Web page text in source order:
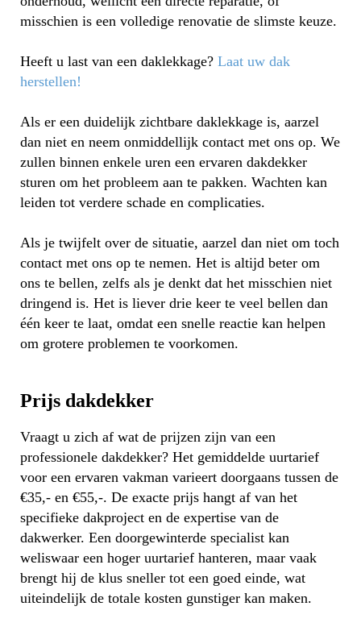
misschien is een volledige renovatie de slimste keuze.
Heeft u last van een daklekkage? Laat uw dak
herstellen!
Als er een duidelijk zichtbare daklekkage is, aarzel
dan niet en neem onmiddellijk contact met ons op. We
zullen binnen enkele uren een ervaren dakdekker
sturen om het probleem aan te pakken. Wachten kan
leiden tot verdere schade en complicaties.
Als je twijfelt over de situatie, aarzel dan niet om toch
contact met ons op te nemen. Het is altijd beter om
ons te bellen, zelfs als je denkt dat het misschien niet
dringend is. Het is liever drie keer te veel bellen dan
één keer te laat, omdat een snelle reactie kan helpen
om grotere problemen te voorkomen.
Prijs dakdekker
Vraagt u zich af wat de prijzen zijn van een
professionele dakdekker? Het gemiddelde uurtarief
voor een ervaren vakman varieert doorgaans tussen de
€35,- en €55,-. De exacte prijs hangt af van het
specifieke dakproject en de expertise van de
dakwerker. Een doorgewinterde specialist kan
weliswaar een hoger uurtarief hanteren, maar vaak
brengt hij de klus sneller tot een goed einde, wat
uiteindelijk de totale kosten gunstiger kan maken.